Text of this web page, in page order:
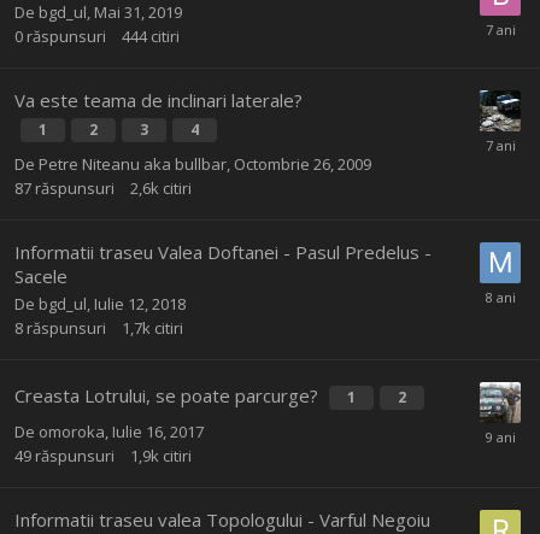
De bgd_ul, Mai 31, 2019
0 răspunsuri 444 citiri
Va este teama de inclinari laterale?
1 2 3 4
De Petre Niteanu aka bullbar, Octombrie 26, 2009
87 răspunsuri 2,6k citiri
Informatii traseu Valea Doftanei - Pasul Predelus -
Sacele
De bgd_ul, Iulie 12, 2018
8 răspunsuri 1,7k citiri
Creasta Lotrului, se poate parcurge? 1 2
De omoroka, Iulie 16, 2017
49 răspunsuri 1,9k citiri
Informatii traseu valea Topologului - Varful Negoiu